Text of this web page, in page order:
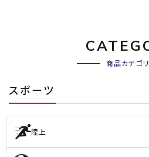
商品カテゴ
スポーツ
陸上